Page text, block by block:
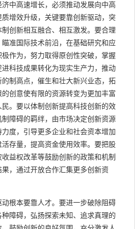
中高速增长，必须推动发展向中高
增效升级，关键要靠创新驱动，突
创新相互融合、相互激发。要合理
准国际技术前沿，在基础研究和应
作为，努力取得原创性突破，掌握
科技成果转化为现实生产力，推动
制高点，催生和壮大新兴业态，拓
创意使有限的资源转变为更加丰富
。要以体制创新提高科技创新的效
障碍的羁绊，由市场决定创新资源
度，引导更多企业和社会资本增加
存量，提高资金使用效率。要把股
益权改革等鼓励创新的政策和机制
，通过开放合作汇集更多创新资
根本要靠人才。要进一步破除阻碍
障碍，弘扬探索未知、追求真理的